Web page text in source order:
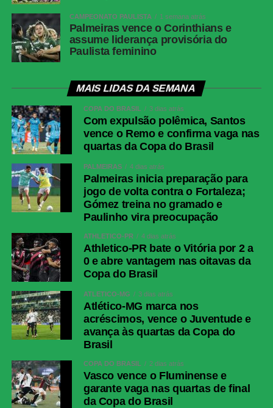
CAMPEONATO PAULISTA 1 semana atrás
Palmeiras vence o Corinthians e
assume liderança provisória do
Paulista feminino
MAIS LIDAS DA SEMANA
COPA DO BRASIL 3 dias atrás
Com expulsão polêmica, Santos
vence o Remo e confirma vaga nas
quartas da Copa do Brasil
PALMEIRAS 4 dias atrás
Palmeiras inicia preparação para
jogo de volta contra o Fortaleza;
Gómez treina no gramado e
Paulinho vira preocupação
ATHLETICO-PR 4 dias atrás
Athletico-PR bate o Vitória por 2 a
0 e abre vantagem nas oitavas da
Copa do Brasil
ATLÉTICO-MG 3 dias atrás
Atlético-MG marca nos
acréscimos, vence o Juventude e
avança às quartas da Copa do
Brasil
COPA DO BRASIL 2 dias atrás
Vasco vence o Fluminense e
garante vaga nas quartas de final
da Copa do Brasil